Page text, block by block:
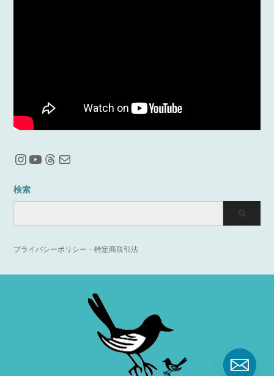
Instagram
YouTube
Threads
メール
検索
プライバシーポリシー・特定商取引法